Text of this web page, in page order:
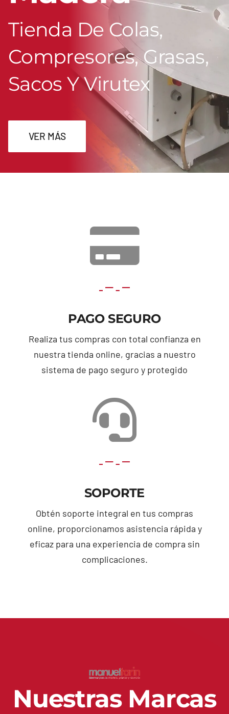
Tienda De Colas,
Compresores, Grasas,
Sacos Y Virutex
VER MÁS
PAGO SEGURO
Realiza tus compras con total confianza en
nuestra tienda online, gracias a nuestro
sistema de pago seguro y protegido
SOPORTE
Obtén soporte integral en tus compras
online, proporcionamos asistencia rápida y
eficaz para una experiencia de compra sin
complicaciones.
Nuestras Marcas